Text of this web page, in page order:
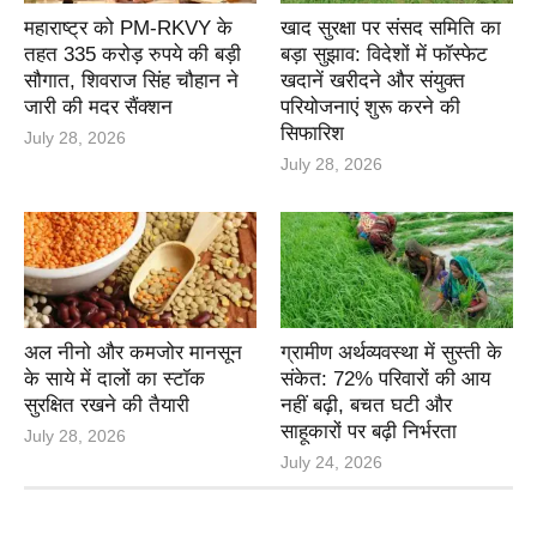
महाराष्ट्र को PM-RKVY के
तहत 335 करोड़ रुपये की बड़ी
सौगात, शिवराज सिंह चौहान ने
जारी की मदर सैंक्शन
July 28, 2026
खाद सुरक्षा पर संसद समिति का
बड़ा सुझाव: विदेशों में फॉस्फेट
खदानें खरीदने और संयुक्त
परियोजनाएं शुरू करने की
सिफारिश
July 28, 2026
अल नीनो और कमजोर मानसून
के साये में दालों का स्टॉक
सुरक्षित रखने की तैयारी
July 28, 2026
ग्रामीण अर्थव्यवस्था में सुस्ती के
संकेत: 72% परिवारों की आय
नहीं बढ़ी, बचत घटी और
साहूकारों पर बढ़ी निर्भरता
July 24, 2026